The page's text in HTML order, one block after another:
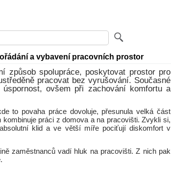
a vybavení pracovních prostor
způsob spolupráce, poskytovat prostor pro
pracovat bez vyrušování. Současné
ovšem při zachování komfortu a
to povaha práce dovoluje, přesunula velká část
práci z domova a na pracovišti. Zvykli si,
klid a ve větší míře pociťují diskomfort v
zaměstnanců vadí hluk na pracovišti. Z nich pak